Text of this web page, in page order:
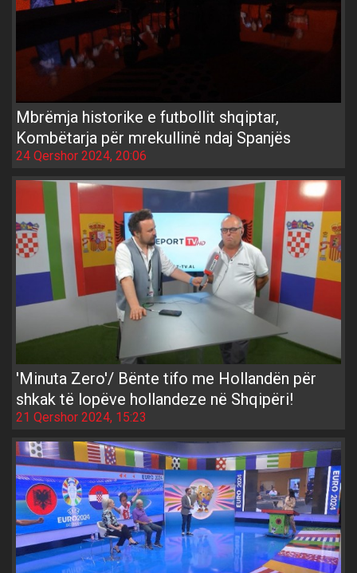
Mbrëmja historike e futbollit shqiptar,
Kombëtarja për mrekullinë ndaj Spanjës
24 Qershor 2024, 20:06
'Minuta Zero'/ Bënte tifo me Hollandën për
shkak të lopëve hollandeze në Shqipëri!
21 Qershor 2024, 15:23